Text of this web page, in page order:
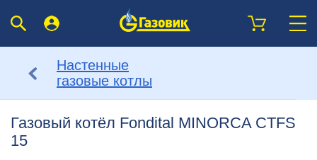
Настенные
газовые котлы
Газовый котёл Fondital MINORCA CTFS
15